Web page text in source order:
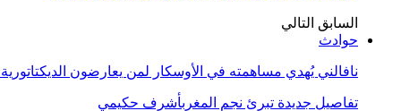
السابق التالي
حوادث
نافالني يُهدي مساهمته في الأوسكار لمن يعارضون
تفاصيل جديدة تبرئ نجم المغربأشرف حكيمي